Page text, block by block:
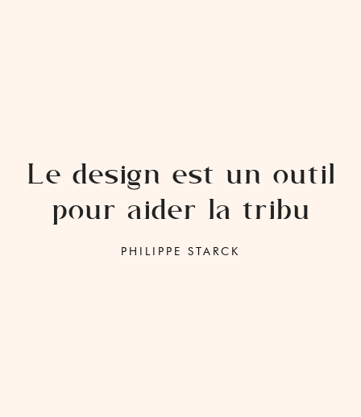
Le design est un outil
pour aider la tribu
PHILIPPE STARCK